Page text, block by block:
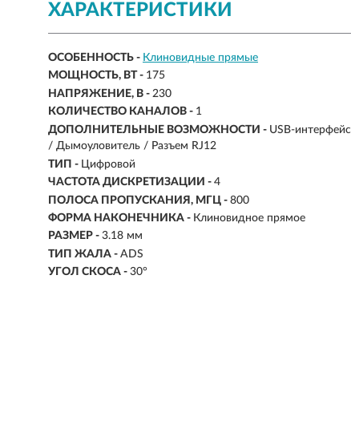
ХАРАКТЕРИСТИКИ
ОСОБЕННОСТЬ - Клиновидные прямые
МОЩНОСТЬ, ВТ - 175
НАПРЯЖЕНИЕ, В - 230
КОЛИЧЕСТВО КАНАЛОВ - 1
ДОПОЛНИТЕЛЬНЫЕ ВОЗМОЖНОСТИ - USB-интерфейс
/ Дымоуловитель / Разъем RJ12
ТИП - Цифровой
ЧАСТОТА ДИСКРЕТИЗАЦИИ - 4
ПОЛОСА ПРОПУСКАНИЯ, МГЦ - 800
ФОРМА НАКОНЕЧНИКА - Клиновидное прямое
РАЗМЕР - 3.18 мм
ТИП ЖАЛА - ADS
УГОЛ СКОСА - 30°